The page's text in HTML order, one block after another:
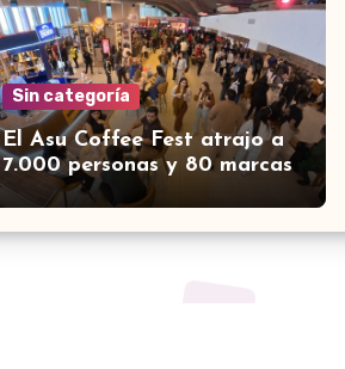
Sin categoría
El Asu Coffee Fest atrajo a
7.000 personas y 80 marcas